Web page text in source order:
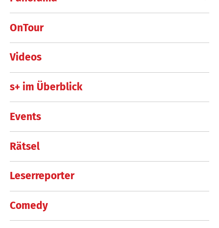
OnTour
Videos
s+ im Überblick
Events
Rätsel
Leserreporter
Comedy